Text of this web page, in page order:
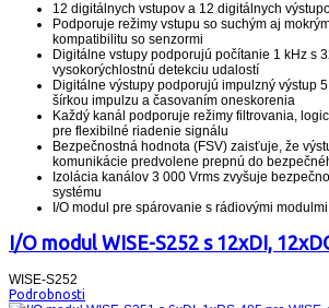
12 digitálnych vstupov a 12 digitálnych
Podporuje režimy vstupu so suchým aj
kompatibilitu so senzormi
Digitálne vstupy podporujú počítanie 1 kHz s
vysokorýchlostnú detekciu udalostí
Digitálne výstupy podporujú impulzný výstup
šírkou impulzu a časovaním oneskorenia
Každý kanál podporuje režimy filtrovania,
pre flexibilné riadenie signálu
Bezpečnostná hodnota (FSV) zaisťuje, že
komunikácie predvolene prepnú do
Izolácia kanálov 3 000 Vrms zvyšuje
systému
I/O modul pre spárovanie s rádiovými
I/O modul WISE-S252 s 12xDI,
WISE-S252
Podrobnosti